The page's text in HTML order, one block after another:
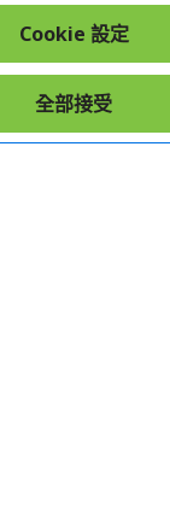
在社群上追蹤 Acer
Cookie 設定
全部接受